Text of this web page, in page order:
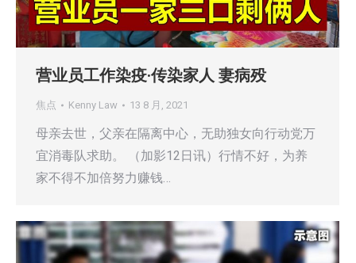
营业员工作染疫·传染家人 妻病殁
焦点 Kenny Law 13 8 月, 2021
母亲去世，父亲在隔离中心，无助独女向行动党万
宜消毒队求助。 （加影12日讯）行情不好，为养
家不得不加倍努力赚钱…